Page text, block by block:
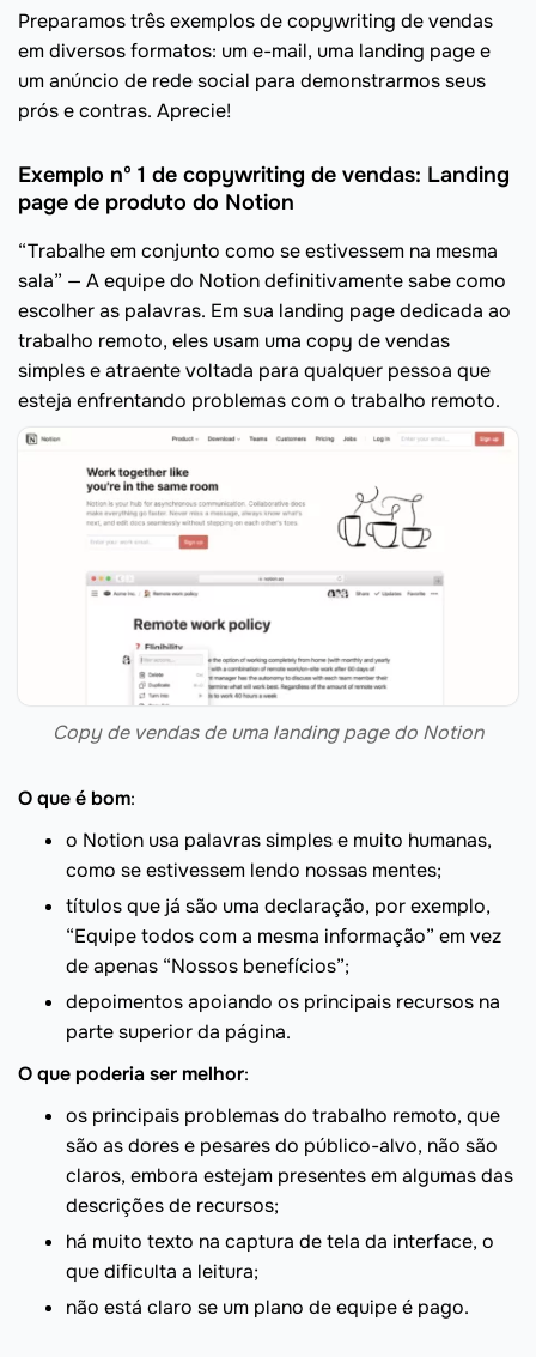
Preparamos três exemplos de copywriting de vendas
em diversos formatos: um e-mail, uma landing page e
um anúncio de rede social para demonstrarmos seus
prós e contras. Aprecie!
Exemplo nº 1 de copywriting de vendas: Landing
page de produto do Notion
“Trabalhe em conjunto como se estivessem na mesma
sala” — A equipe do Notion definitivamente sabe como
escolher as palavras. Em sua landing page dedicada ao
trabalho remoto, eles usam uma copy de vendas
simples e atraente voltada para qualquer pessoa que
esteja enfrentando problemas com o trabalho remoto.
Copy de vendas de uma landing page do Notion
O que é bom:
o Notion usa palavras simples e muito humanas,
como se estivessem lendo nossas mentes;
títulos que já são uma declaração, por exemplo,
“Equipe todos com a mesma informação” em vez
de apenas “Nossos benefícios”;
depoimentos apoiando os principais recursos na
parte superior da página.
O que poderia ser melhor:
os principais problemas do trabalho remoto, que
são as dores e pesares do público-alvo, não são
claros, embora estejam presentes em algumas das
descrições de recursos;
há muito texto na captura de tela da interface, o
que dificulta a leitura;
não está claro se um plano de equipe é pago.